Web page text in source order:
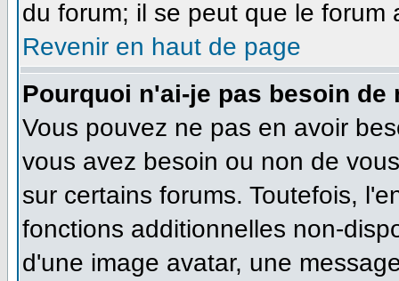
du forum; il se peut que le forum
Revenir en haut de page
Pourquoi n'ai-je pas besoin de
Vous pouvez ne pas en avoir
vous avez besoin ou non de
sur certains forums. Toutefois,
fonctions additionnelles non-
d'une image avatar, une